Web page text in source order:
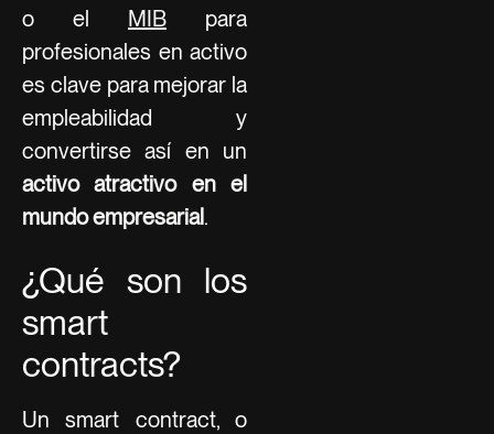
o el MIB para
profesionales en activo
es clave para mejorar la
empleabilidad y
convertirse así en un
activo atractivo en el
mundo empresarial.
¿Qué son los
smart
contracts?
Un smart contract, o